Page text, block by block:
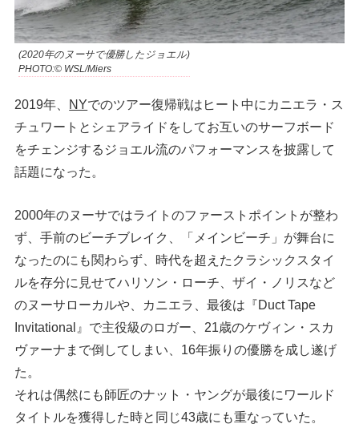
(2020年のヌーサで優勝したジョエル)
PHOTO:© WSL/Miers
2019年、 NYでのツアー復帰戦はヒート中にカニエラ・ス
チュワートとシェアライドをしてお互いのサーフボード
をチェンジするジョエル流のパフォーマンスを披露して
話題になった。
2000年のヌーサではライトのファーストポイントが整わ
ず、手前のビーチブレイク、「メインビーチ」が舞台に
なったのにも関わらず、時代を超えたクラシックスタイ
ルを存分に見せてハリソン・ローチ、ザイ・ノリスなど
のヌーサローカルや、カニエラ、最後は『Duct Tape
Invitational』で主役級のロガー、21歳のケヴィン・スカ
ヴァーナまで倒してしまい、16年振りの優勝を成し遂げ
た。
それは偶然にも師匠のナット・ヤングが最後にワールド
タイトルを獲得した時と同じ43歳にも重なっていた。